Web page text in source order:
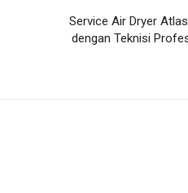
Service Air Dryer
dengan Teknisi